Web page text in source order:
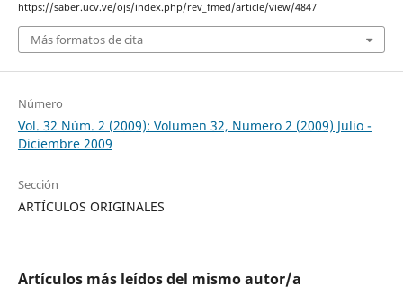
https://saber.ucv.ve/ojs/index.php/rev_fmed/article/view/4847
Más formatos de cita
Número
Vol. 32 Núm. 2 (2009): Volumen 32, Numero 2 (2009) Julio -
Diciembre 2009
Sección
ARTÍCULOS ORIGINALES
Artículos más leídos del mismo autor/a